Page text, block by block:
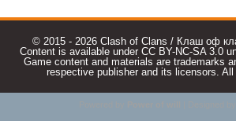
© 2015 - 2026 Clash of Clans / Клаш оф
Content is available under CC BY-NC-SA 3.0
Game content and materials are trademarks
respective publisher and its licensors.